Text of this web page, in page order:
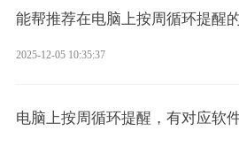
能帮推荐在电脑上按周循环提醒
2025-12-05 10:35:37
电脑上按周循环提醒，有对应软